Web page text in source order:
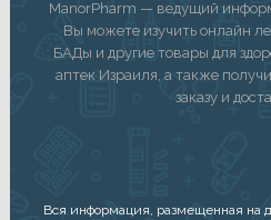
ManorPharm — ведущий
Вы можете изучить онлайн
БАДы и другие товары для
аптек Израиля, а также
заказу и
Вся информация, размещенная на